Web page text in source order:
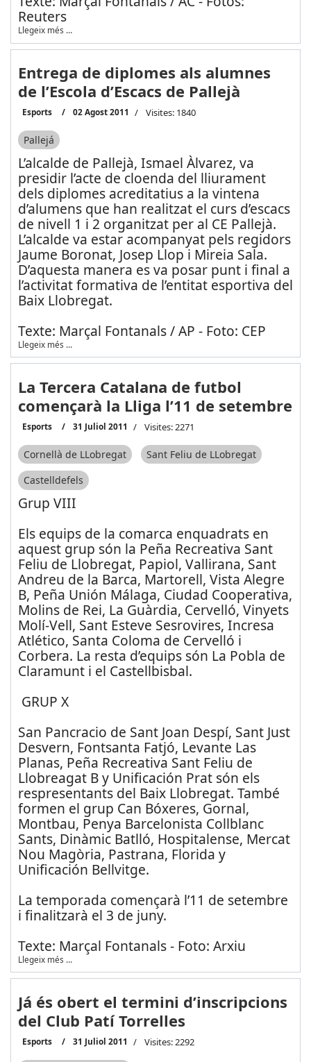
Reuters
Llegeix més …
Entrega de diplomes als alumnes
de l’Escola d’Escacs de Pallejà
Esports 02 Agost 2011 Visites: 1840
Pallejá
L’alcalde de Pallejà, Ismael Àlvarez, va
presidir l’acte de cloenda del lliurament
dels diplomes acreditatius a la vintena
d’alumens que han realitzat el curs d’escacs
de nivell 1 i 2 organitzat per al CE Pallejà.
L’alcalde va estar acompanyat pels regidors
Jaume Boronat, Josep Llop i Mireia Sala.
D’aquesta manera es va posar punt i final a
l’activitat formativa de l’entitat esportiva del
Baix Llobregat.
Texte: Marçal Fontanals / AP - Foto: CEP
Llegeix més …
La Tercera Catalana de futbol
començarà la Lliga l’11 de setembre
Esports 31 Juliol 2011 Visites: 2271
Cornellà de LLobregat
Sant Feliu de LLobregat
Castelldefels
Grup VIII
Els equips de la comarca enquadrats en
aquest grup són la Peña Recreativa Sant
Feliu de Llobregat, Papiol, Vallirana, Sant
Andreu de la Barca, Martorell, Vista Alegre
B, Peña Unión Málaga, Ciudad Cooperativa,
Molins de Rei, La Guàrdia, Cervelló, Vinyets
Molí-Vell, Sant Esteve Sesrovires, Incresa
Atlético, Santa Coloma de Cervelló i
Corbera. La resta d’equips són La Pobla de
Claramunt i el Castellbisbal.
GRUP X
San Pancracio de Sant Joan Despí, Sant Just
Desvern, Fontsanta Fatjó, Levante Las
Planas, Peña Recreativa Sant Feliu de
Llobreagat B y Unificación Prat són els
respresentants del Baix Llobregat. També
formen el grup Can Bóxeres, Gornal,
Montbau, Penya Barcelonista Collblanc
Sants, Dinàmic Batlló, Hospitalense, Mercat
Nou Magòria, Pastrana, Florida y
Unificación Bellvitge.
La temporada començarà l’11 de setembre
i finalitzarà el 3 de juny.
Texte: Marçal Fontanals - Foto: Arxiu
Llegeix més …
Já és obert el termini d’inscripcions
del Club Patí Torrelles
Esports 31 Juliol 2011 Visites: 2292